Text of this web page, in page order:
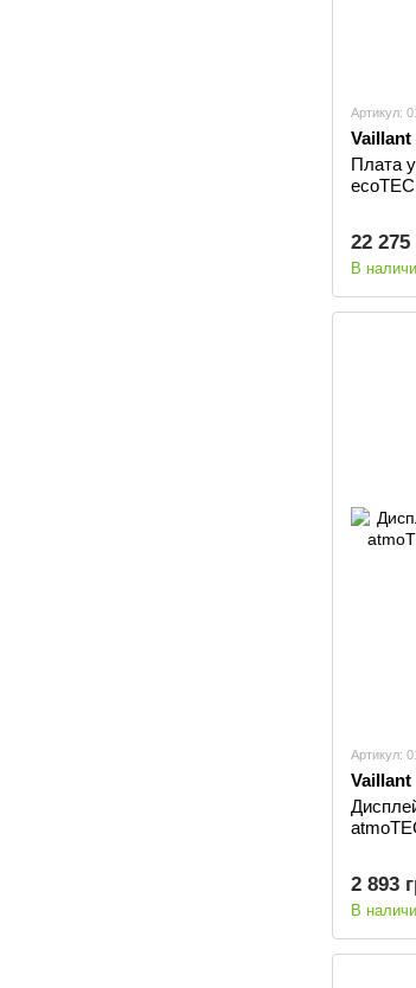
Артикул:
Vaillant
Плата
22
В
Артикул:
Vaillant
2 893
В